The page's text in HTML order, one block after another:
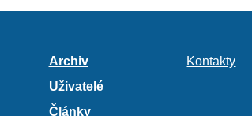
Archiv
Uživatelé
Články
Kontakty